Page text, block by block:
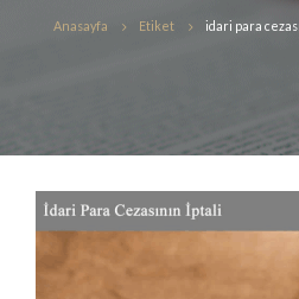
Anasayfa Etiket idari para